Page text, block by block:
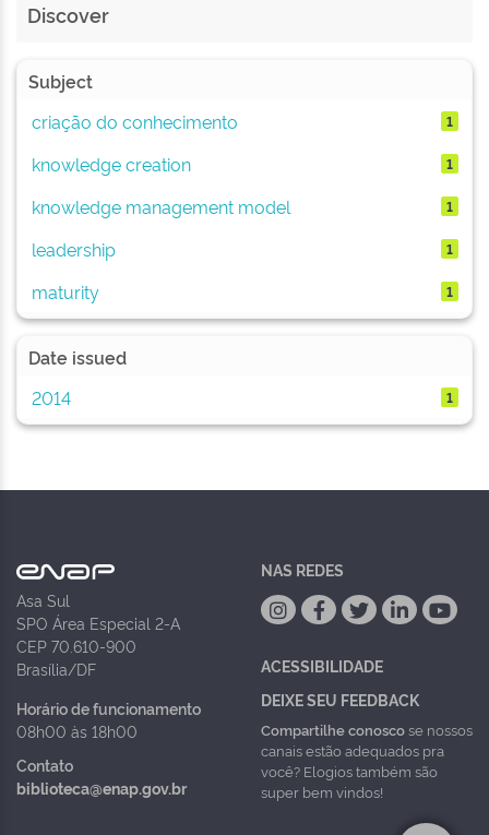
Discover
Subject
criação do conhecimento
1
knowledge creation 1
knowledge management model 1
leadership 1
maturity 1
Date issued
2014
1
Asa Sul
SPO Área Especial 2-A
CEP 70.610-900
Brasília/DF
Horário de funcionamento
08h00 às 18h00
Contato
biblioteca@enap.gov.br
NAS REDES
ACESSIBILIDADE
DEIXE SEU FEEDBACK
Compartilhe conoscose nossos
canais estão adequados pra
você? Elogios também são
super bem vindos!